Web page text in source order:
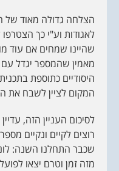
הצלחה גדולה מאוד של
לאגודות וע"י כך
שהיינו שמחים אם עוד
מאמין שהמספר יגדל
היסודיים כתוספת
המקום לציין לשבח את
לסיכום העניין הזה,
רוצים לקיים ונקיים
שכבר התחלנו השנה:
מזה זמן וטרם יצאו